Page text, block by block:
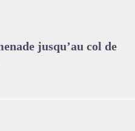
jusqu’au col de